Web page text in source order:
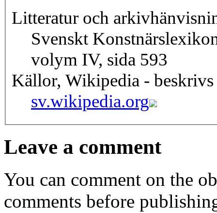
Litteratur och
Svenskt
volym IV, sida 593
Källor, Wikipedia - beskrivs
sv.wikipedia.org
Leave a comment
You can comment on the
comments before